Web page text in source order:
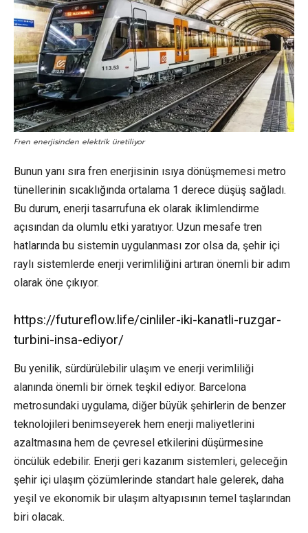
Fren enerjisinden elektrik üretiliyor
Bunun yanı sıra fren enerjisinin ısıya dönüşmemesi metro
tünellerinin sıcaklığında ortalama 1 derece düşüş sağladı.
Bu durum, enerji tasarrufuna ek olarak iklimlendirme
açısından da olumlu etki yaratıyor. Uzun mesafe tren
hatlarında bu sistemin uygulanması zor olsa da, şehir içi
raylı sistemlerde enerji verimliliğini artıran önemli bir adım
olarak öne çıkıyor.
https://futureflow.life/cinliler-iki-kanatli-ruzgar-
turbini-insa-ediyor/
Bu yenilik, sürdürülebilir ulaşım ve enerji verimliliği
alanında önemli bir örnek teşkil ediyor. Barcelona
metrosundaki uygulama, diğer büyük şehirlerin de benzer
teknolojileri benimseyerek hem enerji maliyetlerini
azaltmasına hem de çevresel etkilerini düşürmesine
öncülük edebilir. Enerji geri kazanım sistemleri, geleceğin
şehir içi ulaşım çözümlerinde standart hale gelerek, daha
yeşil ve ekonomik bir ulaşım altyapısının temel taşlarından
biri olacak.